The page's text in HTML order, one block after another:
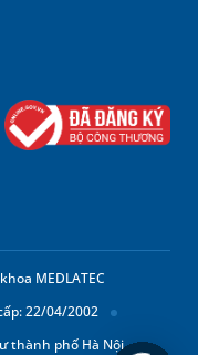
MEDLATEC
22/04/2002
thành phố Hà Nội